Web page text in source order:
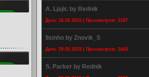
A. Ljajic by Rednik
Дата: 16.05.2015 | Просмотров: 3187
Ilsinho by Znovik_S
Дата: 29.05.2015 | Просмотров: 3443
S. Parker by Rednik